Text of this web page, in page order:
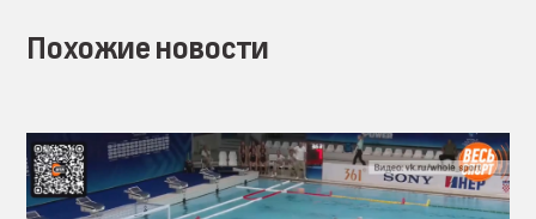
Похожие новости